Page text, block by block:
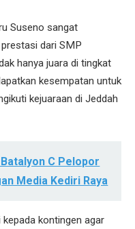
Suseno sangat
dari SMP
hanya juara di tingkat
kesempatan untuk
kejuaraan di Jeddah
C Pelopor
Media Kediri Raya
kontingen agar